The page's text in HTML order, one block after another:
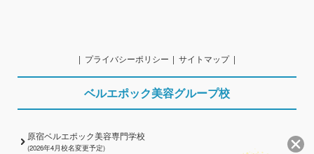
プライバシーポリシー サイトマップ
ベルエポック美容グループ校
原宿ベルエポック美容専門学校
(2026年4月校名変更予定)